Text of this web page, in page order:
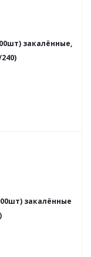
закалённые,
закалённые